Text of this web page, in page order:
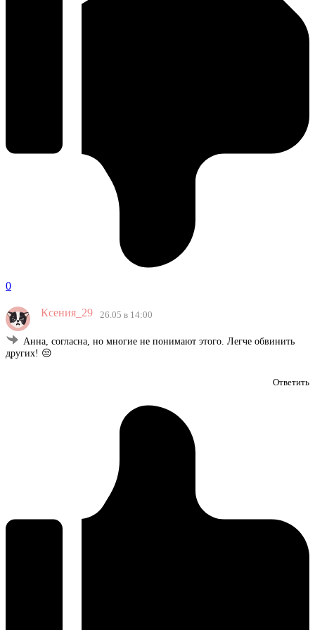
0
Ксения_29 26.05 в 14:00
Анна, согласна, но многие не понимают этого. Легче обвинить
других! 😒
Ответить